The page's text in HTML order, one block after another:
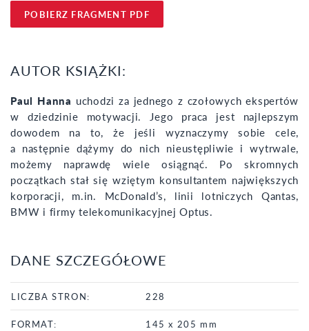
POBIERZ FRAGMENT PDF
AUTOR KSIĄŻKI:
Paul Hanna uchodzi za jednego z czołowych ekspertów
w dziedzinie motywacji. Jego praca jest najlepszym
dowodem na to, że jeśli wyznaczymy sobie cele,
a następnie dążymy do nich nieustępliwie i wytrwale,
możemy naprawdę wiele osiągnąć. Po skromnych
początkach stał się wziętym konsultantem największych
korporacji, m.in. McDonald’s, linii lotniczych Qantas,
BMW i firmy telekomunikacyjnej Optus.
DANE SZCZEGÓŁOWE
LICZBA STRON: 228
FORMAT: 145 x 205 mm